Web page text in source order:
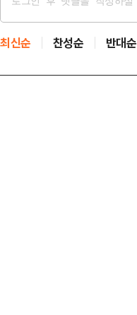
최신순 찬성순 반대순